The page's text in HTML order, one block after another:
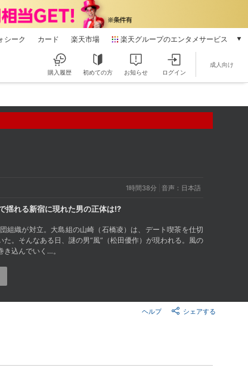
シーク カード 楽天市場 楽天グループのエンタメサービス
本/ゲーム/CD/DVD
電子書籍
動画配信
無料テレビ
Rチャンネル
購入履歴 初めての方 お知らせ ログイン
成人向け
1時間38分 音声：日本語
揺れる新宿に現れた男の正体は!?
組織が対立。大島組の山崎（石橋凌）は、デート喫茶を仕切
。そんなある日、謎の男“風”（松田優作）が現われる。風の
込んでいく…。
シェアする
ヘルプ